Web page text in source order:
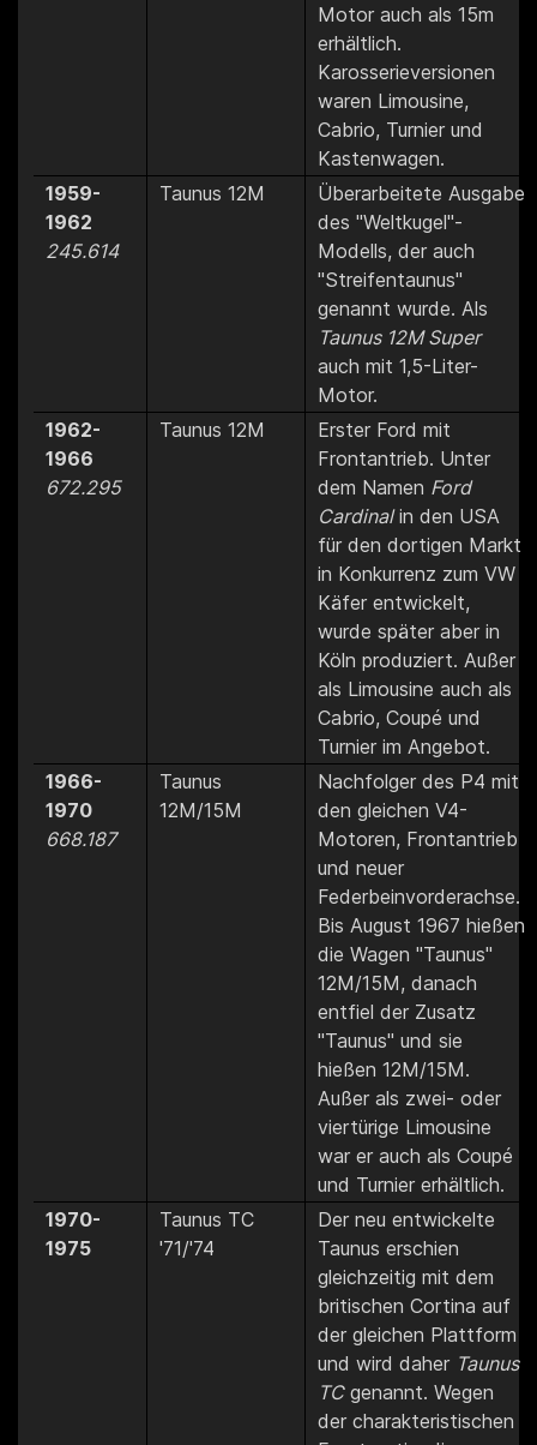
Motor auch als 15m
erhältlich.
Karosserieversionen
waren Limousine,
Cabrio, Turnier und
Kastenwagen.
1959-
1962
245.614
Taunus 12M
Überarbeitete Ausgabe
des "Weltkugel"-
Modells, der auch
"Streifentaunus"
genannt wurde. Als
Taunus 12M Super
auch mit 1,5-Liter-
Motor.
1962-
1966
672.295
Taunus 12M
Erster Ford mit
Frontantrieb. Unter
dem Namen Ford
Cardinalin den USA
für den dortigen Markt
in Konkurrenz zum VW
Käfer entwickelt,
wurde später aber in
Köln produziert. Außer
als Limousine auch als
Cabrio, Coupé und
Turnier im Angebot.
1966-
1970
668.187
Taunus
12M/15M
Nachfolger des P4 mit
den gleichen V4-
Motoren, Frontantrieb
und neuer
Federbeinvorderachse.
Bis August 1967 hießen
die Wagen "Taunus"
12M/15M, danach
entfiel der Zusatz
"Taunus" und sie
hießen 12M/15M.
Außer als zwei- oder
viertürige Limousine
war er auch als Coupé
und Turnier erhältlich.
1970-
1975
Taunus TC
'71/'74
Der neu entwickelte
Taunus erschien
gleichzeitig mit dem
britischen Cortina auf
der gleichen Plattform
und wird daher Taunus
TCgenannt. Wegen
der charakteristischen